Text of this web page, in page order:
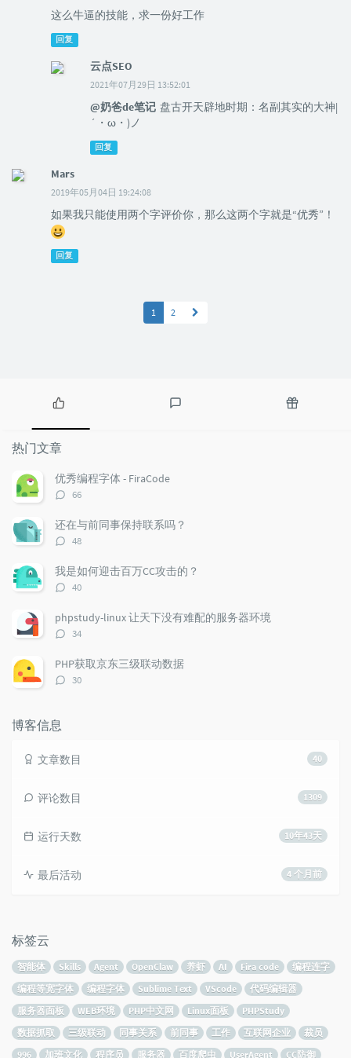
这么牛逼的技能，求一份好工作
回复
云点SEO
2021年07月29日 13:52:01
@奶爸de笔记 盘古开天辟地时期：名副其实的大神|
´・ω・)ノ
回复
Mars
2019年05月04日 19:24:08
如果我只能使用两个字评价你，那么这两个字就是“优秀”！
回复
1 2
热
门
文
章
热门文章
优秀编程字体 - FiraCode
评
数：
66
还在与前同事保持联系吗？
评
数：
48
我是如何迎击百万CC攻击的？
评
数：
40
phpstudy-linux 让天下没有难配的服务器环境
评
数：
34
PHP获取京东三级联动数据
评
30
博客信息
40
文章数目
1309
评论数目
10年43天
运行天数
4 个月前
最后活动
标签云
智能体 Skills Agent OpenClaw 养虾 AI Fira code
编程连字
编程等宽字体
编程字体 Sublime Text VScode
代码编辑器
服务器面板
WEB环境 PHP中文网 Linux面板
PHPStudy
数据抓取
三级联动 同事关系 前同事 工作 互联网企业
裁员
996
加班文化 程序员 服务器 百度爬虫 UserAgent CC防御